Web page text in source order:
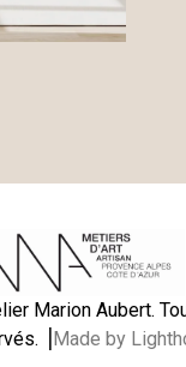
Marion Aubert.
⎟ Made by